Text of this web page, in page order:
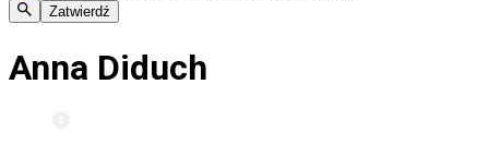
Zatwierdź
Anna Diduch